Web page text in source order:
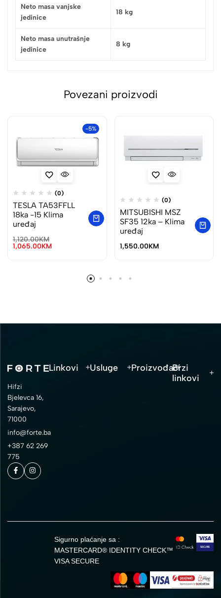
Neto masa vanjske
jedinice
18 kg
Neto masa unutrašnje
jedinice
8 kg
Povezani proizvodi
-5%
(0)
TESLA TA53FFLL
18ka -15 Klima
uređaj
1,120.00KM
1,065.00KM
(0)
MITSUBISHI MSZ
SF35 12ka – Klima
uređaj
1,550.00KM
Hifzi
Bjelevca 16,
Sarajevo,
71000
info@forte.ba
+387 62 269
775
Linkovi Usluge ProizvođačiBrzi
linkovi
Sigurno plaćanje sa :
MASTERCARD® IDENTITY CHECK™
VISA SECURE